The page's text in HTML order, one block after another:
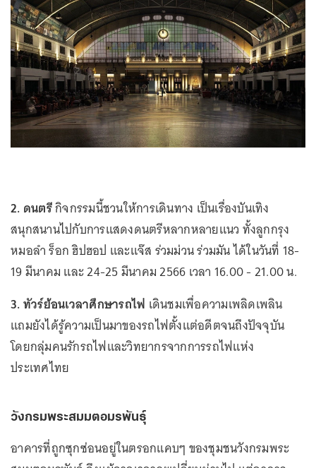
2. ดนตรีกิจกรรมนี้ชวนให้การเดินทาง เป็นเรื่องบันเทิง
สนุกสนานไปกับการแสดงดนตรีหลากหลายแนว ทั้งลูกกรุง
หมอลำ ร็อก ฮิปฮอป และแจ๊ส ร่วมม่วน ร่วมมัน ได้ในวันที่ 18-
19 มีนาคม และ 24-25 มีนาคม 2566 เวลา 16.00 - 21.00 น.
3. ทัวร์ย้อนเวลาศึกษารถไฟ เดินชมเพื่อความเพลิดเพลิน
แถมยังได้รู้ความเป็นมาของรถไฟตั้งแต่อดีตจนถึงปัจจุบัน
โดยกลุ่มคนรักรถไฟและวิทยากรจากการรถไฟแห่ง
ประเทศไทย
วังกรมพระสมมตอมรพันธ์ุ
อาคารที่ถูกซุกซ่อนอยู่ในตรอกแคบๆ ของชุมชนวังกรมพระ